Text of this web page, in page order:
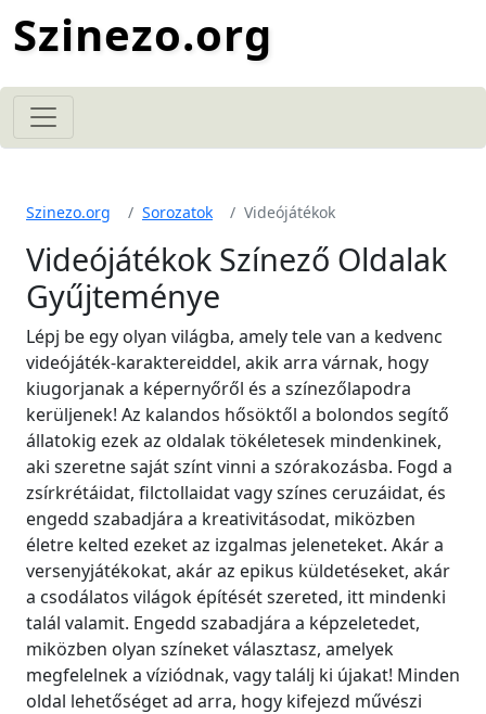
Szinezo.org
Szinezo.org Sorozatok Videójátékok
Videójátékok Színező Oldalak
Gyűjteménye
Lépj be egy olyan világba, amely tele van a kedvenc
videójáték-karaktereiddel, akik arra várnak, hogy
kiugorjanak a képernyőről és a színezőlapodra
kerüljenek! Az kalandos hősöktől a bolondos segítő
állatokig ezek az oldalak tökéletesek mindenkinek,
aki szeretne saját színt vinni a szórakozásba. Fogd a
zsírkrétáidat, filctollaidat vagy színes ceruzáidat, és
engedd szabadjára a kreativitásodat, miközben
életre kelted ezeket az izgalmas jeleneteket. Akár a
versenyjátékokat, akár az epikus küldetéseket, akár
a csodálatos világok építését szereted, itt mindenki
talál valamit. Engedd szabadjára a képzeletedet,
miközben olyan színeket választasz, amelyek
megfelelnek a víziódnak, vagy találj ki újakat! Minden
oldal lehetőséget ad arra, hogy kifejezd művészi